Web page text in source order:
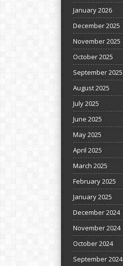
January 2026
December 2025
November 2025
October 2025
September 2025
August 2025
July 2025
June 2025
May 2025
April 2025
March 2025
February 2025
January 2025
December 2024
November 2024
October 2024
September 2024